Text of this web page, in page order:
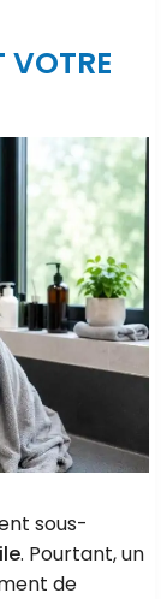
VOTRE
sous-
. Pourtant, un
de